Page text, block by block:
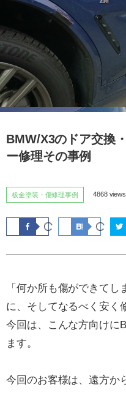
BMW/X3のドア交換
ー修理その事例
板金塗装・傷修理事例 4868 views
「何か所も傷ができて
に、そしてなるべく安く
今回は、こんな方向けに
ます。
今回のお客様は、遠方か